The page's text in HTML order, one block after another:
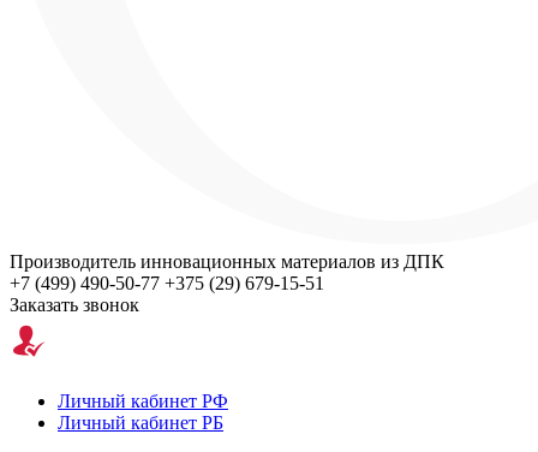
Производитель инновационных материалов из ДПК
+7 (499) 490-50-77 +375 (29) 679-15-51
Заказать звонок
Личный кабинет РФ
Личный кабинет РБ